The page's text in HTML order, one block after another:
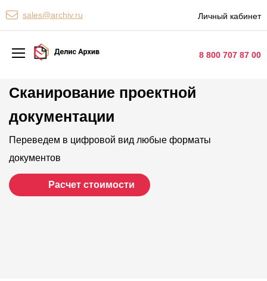
sales@archiv.ru Личный кабинет
8 800 707 87 00
Персональные сервисы
Архивная обработка
Хранение документов
Уничтожение документов
Сканирование документов
Цифровые услуги
Сканирование проектной
документации
Переведем в цифровой вид любые форматы
документов
Расчет стоимости